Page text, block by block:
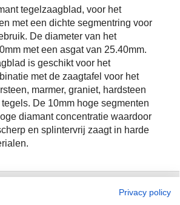
tegelzaagblad, voor het
met een dichte segmentring voor
De diameter van het
met een asgat van 25.40mm.
is geschikt voor het
met de zaagtafel voor het
marmer, graniet, hardsteen
De 10mm hoge segmenten
diamant concentratie waardoor
en splintervrij zaagt in harde
Privacy policy